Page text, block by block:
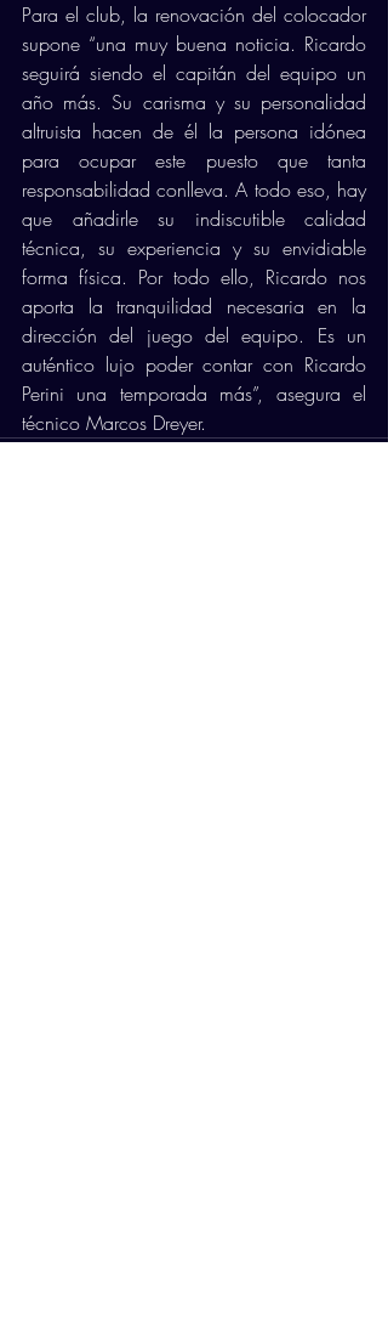
Para el club, la renovación del colocador
supone “una muy buena noticia. Ricardo
seguirá siendo el capitán del equipo un
año más. Su carisma y su personalidad
altruista hacen de él la persona idónea
para ocupar este puesto que tanta
responsabilidad conlleva. A todo eso, hay
que añadirle su indiscutible calidad
técnica, su experiencia y su envidiable
forma física. Por todo ello, Ricardo nos
aporta la tranquilidad necesaria en la
dirección del juego del equipo. Es un
auténtico lujo poder contar con Ricardo
Perini una temporada más”, asegura el
técnico Marcos Dreyer.